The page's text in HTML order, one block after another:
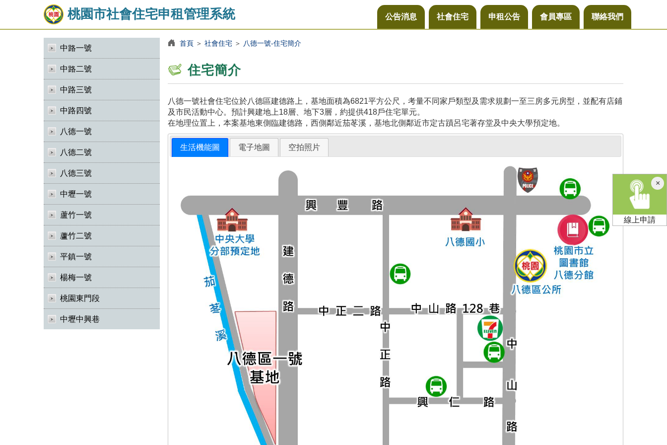
桃園市社會住宅申租管理系統 公告消息 社會住宅 申租公告 會員專區 聯絡我們
中路一號
中路二號
中路三號
中路四號
八德一號
八德二號
八德三號
中壢一號
蘆竹一號
蘆竹二號
平鎮一號
楊梅一號
桃園東門段
中壢中興巷
首頁＞ 社會住宅＞ 八德一號-住宅簡介
住宅簡介
八德一號社會住宅位於八德區建德路上，基地面積為6821平方公尺，考量不同家戶類型及需求規劃一至三房多元房型，並配有店鋪
及市民活動中心。預計興建地上18層、地下3層，約提供418戶住宅單元。
在地理位置上，本案基地東側臨建德路，西側鄰近茄苳溪，基地北側鄰近市定古蹟呂宅著存堂及中央大學預定地。
生活機能圖 電子地圖 空拍照片
×關
閉
線上申請